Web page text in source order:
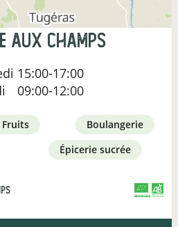
AUX CHAMPS
15:00-17:00
09:00-12:00
fruits
boulangerie
épicerie sucrée
CERTIFIÉ PAR FR-BIO-10
AGRICULTURE FRANCE